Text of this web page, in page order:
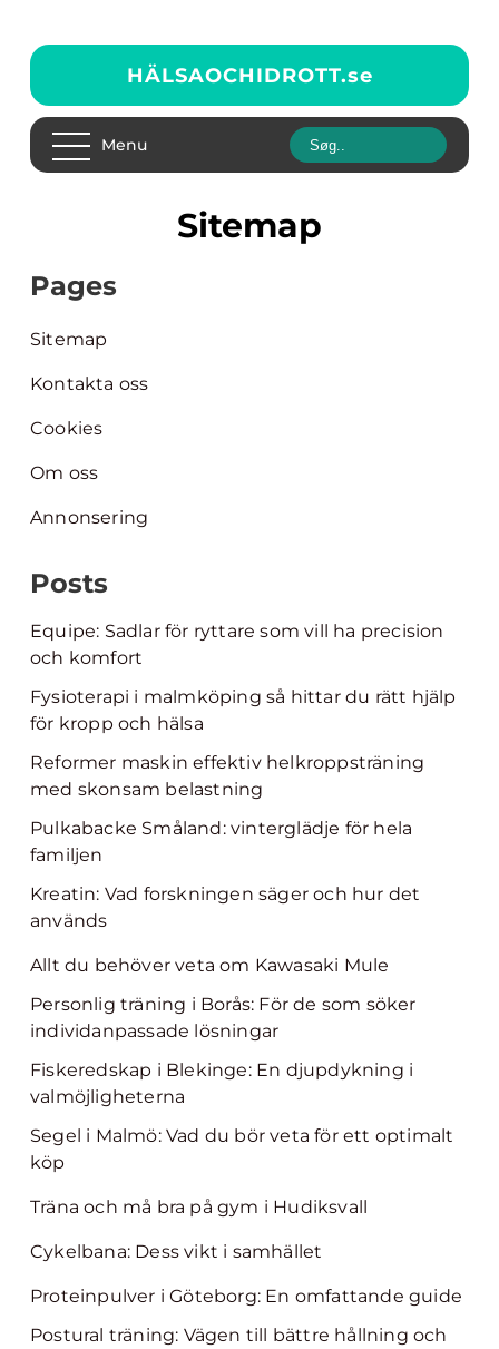
HÄLSAOCHIDROTT.se
Menu
Sitemap
Pages
Sitemap
Kontakta oss
Cookies
Om oss
Annonsering
Posts
Equipe: Sadlar för ryttare som vill ha precision
och komfort
Fysioterapi i malmköping så hittar du rätt hjälp
för kropp och hälsa
Reformer maskin effektiv helkroppsträning
med skonsam belastning
Pulkabacke Småland: vinterglädje för hela
familjen
Kreatin: Vad forskningen säger och hur det
används
Allt du behöver veta om Kawasaki Mule
Personlig träning i Borås: För de som söker
individanpassade lösningar
Fiskeredskap i Blekinge: En djupdykning i
valmöjligheterna
Segel i Malmö: Vad du bör veta för ett optimalt
köp
Träna och må bra på gym i Hudiksvall
Cykelbana: Dess vikt i samhället
Proteinpulver i Göteborg: En omfattande guide
Postural träning: Vägen till bättre hållning och